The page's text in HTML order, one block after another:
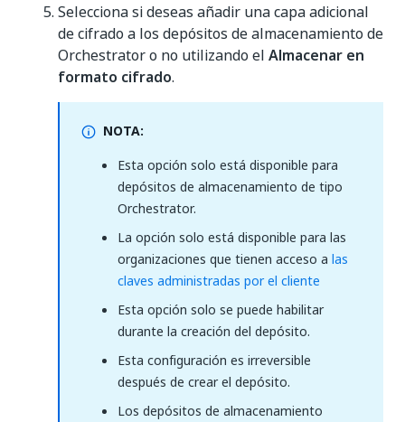
Selecciona si deseas añadir una capa adicional
de cifrado a los depósitos de almacenamiento de
Orchestrator o no utilizando el Almacenar en
formato cifrado.
NOTA:
Esta opción solo está disponible para
depósitos de almacenamiento de tipo
Orchestrator.
La opción solo está disponible para las
organizaciones que tienen acceso a las
claves administradas por el cliente
Esta opción solo se puede habilitar
durante la creación del depósito.
Esta configuración es irreversible
después de crear el depósito.
Los depósitos de almacenamiento